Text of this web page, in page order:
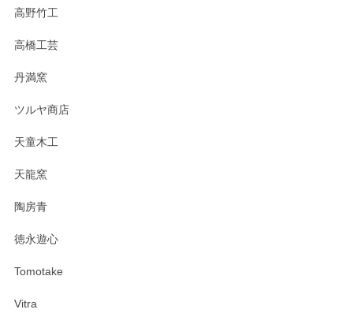
高野竹工
高橋工芸
丹満窯
ツルヤ商店
天童木工
天龍窯
陶房青
徳永遊心
Tomotake
Vitra